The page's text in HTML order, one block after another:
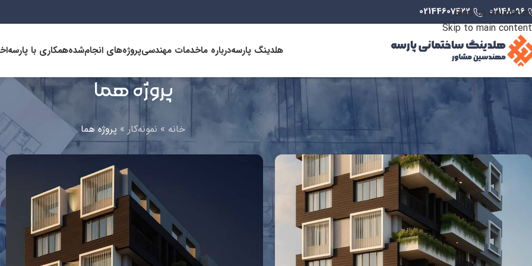
Skip to navigation
Skip to main content
02148096
02144607422
هلدینگ پارسهدرباره ماخدمات مهندسیپروژه‌های انجام‌شدههمکاری با پارسه
پروژه هما
خانه » نمونه‌کار » پروژه هما